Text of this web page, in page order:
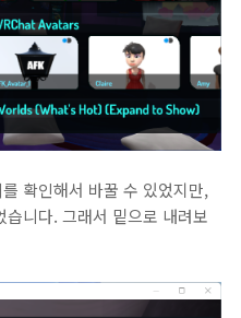
확인해서 바꿀 수 있었지만,
니다. 그래서 밑으로 내려보